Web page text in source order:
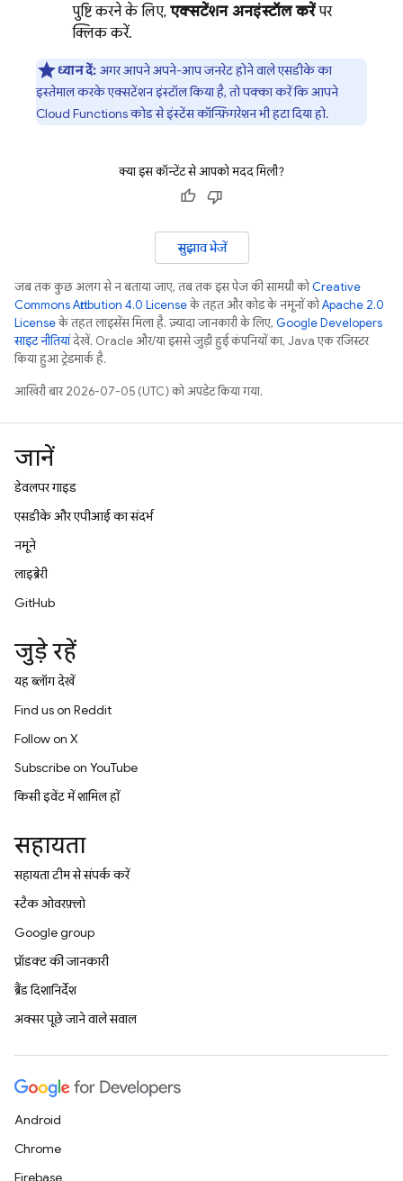
पुष्टि करने के लिए, एक्सटेंशन अनइंस्टॉल करेंपर
क्लिक करें.
ध्यान दें: अगर आपने अपने-आप जनरेट होने वाले एसडीके का
इस्तेमाल करके एक्सटेंशन इंस्टॉल किया है, तो पक्का करें कि आपने
Cloud Functions कोड से इंस्टेंस कॉन्फ़िगरेशन भी हटा दिया हो.
क्या इस कॉन्टेंट से आपको मदद मिली?
सुझाव भेजें
जब तक कुछ अलग से न बताया जाए, तब तक इस पेज की सामग्री कोCreative
Commons Attribution 4.0 Licenseके तहत और कोड के नमूनों कोApache 2.0
Licenseके तहत लाइसेंस मिला है. ज़्यादा जानकारी के लिए, Google Developers
साइट नीतियांदेखें. Oracle और/या इससे जुड़ी हुई कंपनियों का, Java एक रजिस्टर
किया हुआ ट्रेडमार्क है.
आखिरी बार 2026-07-05 (UTC) को अपडेट किया गया.
जानें
डेवलपर गाइड
एसडीके और एपीआई का संदर्भ
नमूने
लाइब्रेरी
GitHub
जुड़े रहें
यह ब्लॉग देखें
Find us on Reddit
Follow on X
Subscribe on YouTube
किसी इवेंट में शामिल हों
सहायता
सहायता टीम से संपर्क करें
स्टैक ओवरफ़्लो
Google group
प्रॉडक्ट की जानकारी
ब्रैंड दिशानिर्देश
अक्सर पूछे जाने वाले सवाल
Android
Chrome
Firebase